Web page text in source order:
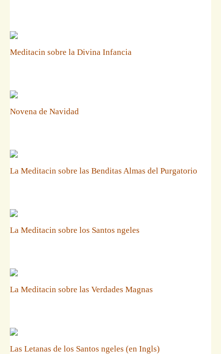
Meditacin sobre la Divina Infancia
Novena de Navidad
La Meditacin sobre las Benditas Almas del Purgatorio
La Meditacin sobre los Santos ngeles
La Meditacin sobre las Verdades Magnas
Las Letanas de los Santos ngeles (en Ingls)